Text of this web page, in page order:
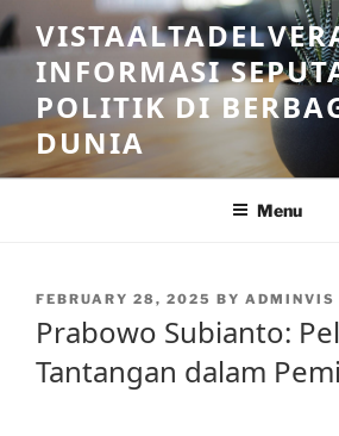
Skip
to
contentINFORMASI
POLITIK DI
DUNIA
Menu
POSTED
FEBRUARY 28, 2025 BY ADMINVIS
Prabowo Subianto:
Tantangan dalam